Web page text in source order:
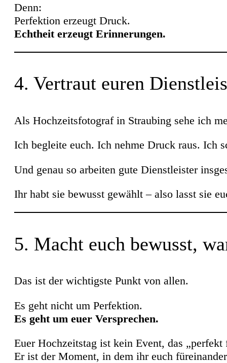
Denn:
Perfektion erzeugt Druck.
Echtheit erzeugt Erinnerungen.
4. Vertraut euren
Als Hochzeitsfotograf in Straubing sehe ich
Ich begleite euch. Ich nehme Druck raus. Ich
Und genau so arbeiten gute Dienstleister
Ihr habt sie bewusst gewählt – also lasst sie
5. Macht euch bewusst,
Das ist der wichtigste Punkt von allen.
Es geht nicht um Perfektion.
Es geht um euer Versprechen.
Euer Hochzeitstag ist kein Event, das
Er ist der Moment, in dem ihr euch